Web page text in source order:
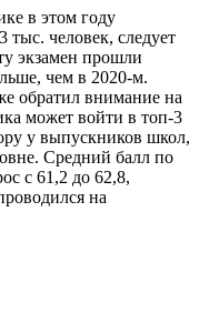
в этом году
тыс. человек, следует
экзамен прошли
чем в 2020-м.
обратил внимание на
может войти в топ-3
у выпускников школ,
Средний балл по
с 61,2 до 62,8,
на